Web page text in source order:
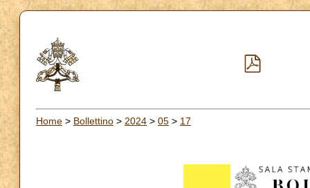
Home > Bollettino > 2024 > 05 > 17